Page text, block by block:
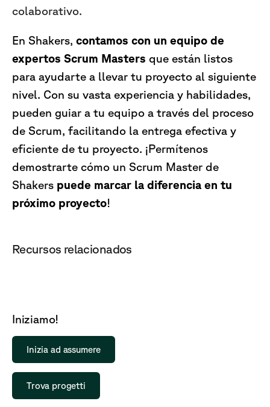
colaborativo.
En Shakers, contamos con un equipo de
expertos Scrum Masters que están listos
para ayudarte a llevar tu proyecto al siguiente
nivel. Con su vasta experiencia y habilidades,
pueden guiar a tu equipo a través del proceso
de Scrum, facilitando la entrega efectiva y
eficiente de tu proyecto. ¡Permítenos
demostrarte cómo un Scrum Master de
Shakers puede marcar la diferencia en tu
próximo proyecto!
Recursos relacionados
Iniziamo!
Inizia ad assumere
Trova progetti